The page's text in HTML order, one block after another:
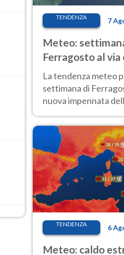
TENDENZA 7
Meteo:
Ferragosto al via
intenso e
La tendenza meteo
settimana di
nuova impennata
anche al Nord.
TENDENZA 6
Meteo: caldo